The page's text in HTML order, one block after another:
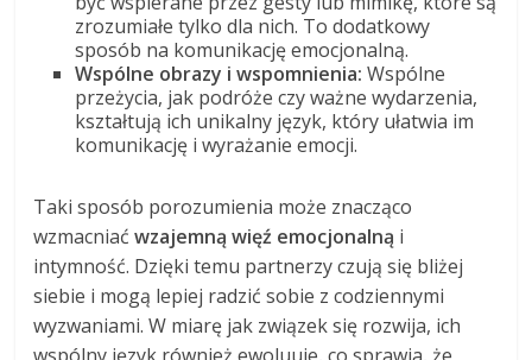
zrozumiałe tylko dla nich. To dodatkowy
sposób na komunikację emocjonalną.
Wspólne obrazy i wspomnienia: Wspólne
przeżycia, jak podróże czy ważne wydarzenia,
kształtują ich unikalny język, który ułatwia im
komunikację i wyrażanie emocji.
Taki sposób porozumienia może znacząco
wzmacniaćwzajemną więź emocjonalną i
intymność. Dzięki temu partnerzy czują się bliżej
siebie i mogą lepiej radzić sobie z codziennymi
wyzwaniami. W miarę jak związek się rozwija, ich